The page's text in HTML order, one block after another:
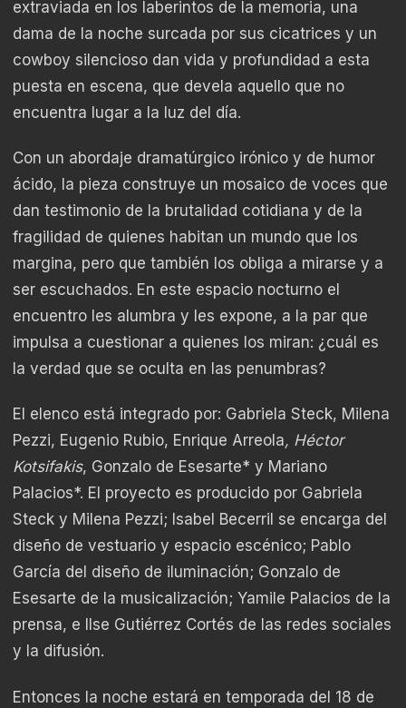
extraviada en los laberintos de la memoria, una
dama de la noche surcada por sus cicatrices y un
cowboy silencioso dan vida y profundidad a esta
puesta en escena, que devela aquello que no
encuentra lugar a la luz del día.
Con un abordaje dramatúrgico irónico y de humor
ácido, la pieza construye un mosaico de voces que
dan testimonio de la brutalidad cotidiana y de la
fragilidad de quienes habitan un mundo que los
margina, pero que también los obliga a mirarse y a
ser escuchados. En este espacio nocturno el
encuentro les alumbra y les expone, a la par que
impulsa a cuestionar a quienes los miran: ¿cuál es
la verdad que se oculta en las penumbras?
El elenco está integrado por: Gabriela Steck, Milena
Pezzi, Eugenio Rubio, Enrique Arreola, Héctor
Kotsifakis, Gonzalo de Esesarte* y Mariano
Palacios*. El proyecto es producido por Gabriela
Steck y Milena Pezzi; Isabel Becerril se encarga del
diseño de vestuario y espacio escénico; Pablo
García del diseño de iluminación; Gonzalo de
Esesarte de la musicalización; Yamile Palacios de la
prensa, e Ilse Gutiérrez Cortés de las redes sociales
y la difusión.
Entonces la noche estará en temporada del 18 de